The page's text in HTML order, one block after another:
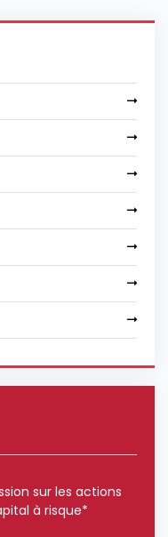
sur les actions
à risque*